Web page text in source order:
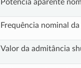
Potência aparente
Frequência nominal
Valor da admitância